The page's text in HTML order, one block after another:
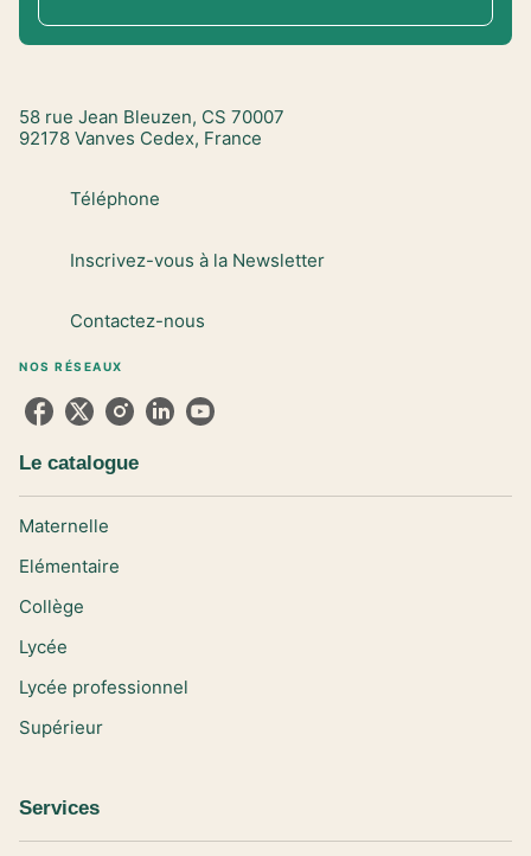
58 rue Jean Bleuzen, CS 70007
92178 Vanves Cedex, France
Téléphone
Inscrivez-vous à la Newsletter
Contactez-nous
NOS RÉSEAUX
Le catalogue
Maternelle
Elémentaire
Collège
Lycée
Lycée professionnel
Supérieur
Services